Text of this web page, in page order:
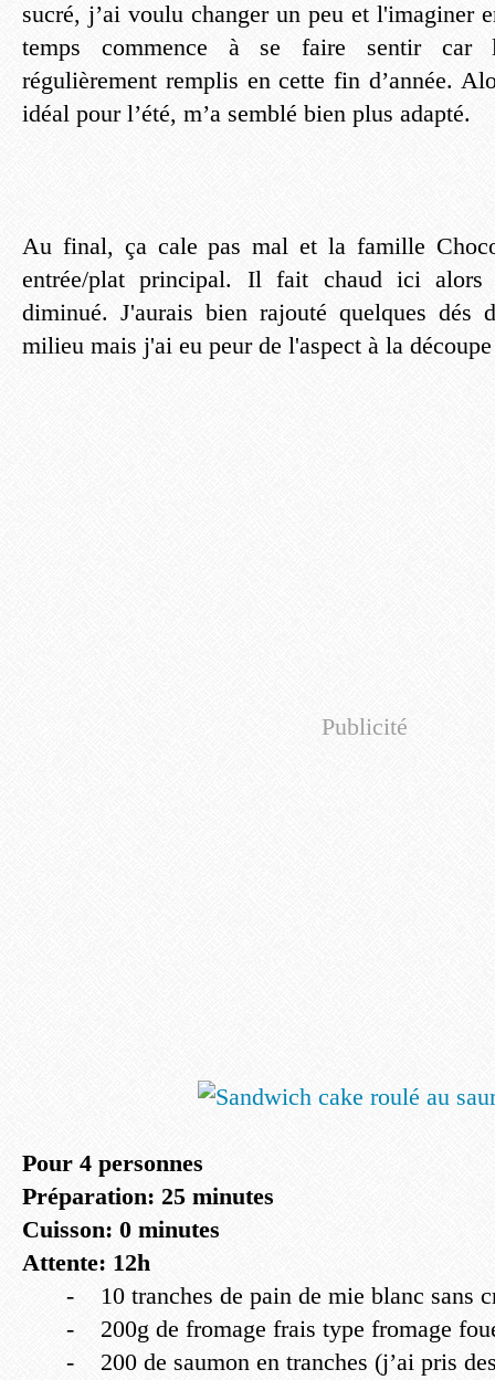
sucré, j’ai voulu changer un peu et l'imaginer
temps commence à se faire sentir car
régulièrement remplis en cette fin d’année.
idéal pour l’été, m’a semblé bien plus adapté.
Au final, ça cale pas mal et la famille
entrée/plat principal. Il fait chaud ici
diminué. J'aurais bien rajouté quelques dés
milieu mais j'ai eu peur de l'aspect à la découpe
Publicité
Pour 4 personnes
Préparation: 25 minutes
Cuisson: 0 minutes
Attente: 12h
- 10 tranches de pain de mie blanc sans
- 200g de fromage frais type fromage
- 200 de saumon en tranches (j’ai pris